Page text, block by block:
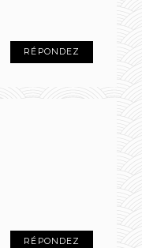
RÉPONDEZ
RÉPONDEZ